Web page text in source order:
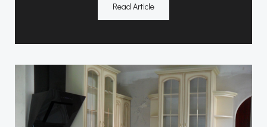
Read Article